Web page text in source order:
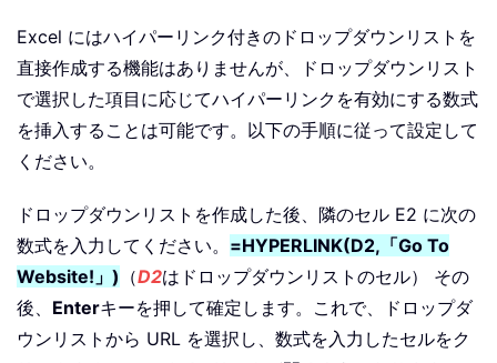
Excel にはハイパーリンク付きのドロップダウンリストを
直接作成する機能はありませんが、ドロップダウンリスト
で選択した項目に応じてハイパーリンクを有効にする数式
を挿入することは可能です。以下の手順に従って設定して
ください。
ドロップダウンリストを作成した後、隣のセル E2 に次の
数式を入力してください。 =HYPERLINK(D2,「Go To
Website!」) （D2はドロップダウンリストのセル） その
後、 Enterキーを押して確定します。これで、ドロップダ
ウンリストから URL を選択し、数式を入力したセルをク